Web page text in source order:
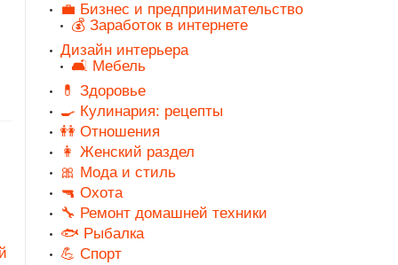
💼 Бизнес и предпринимательство
💰 Заработок в интернете
Дизайн интерьера
🛋️ Мебель
💊 Здоровье
🍳 Кулинария: рецепты
👭 Отношения
👩 Женский раздел
🎀 Мода и стиль
🔫 Охота
🔧 Ремонт домашней техники
🐟 Рыбалка
💪 Спорт